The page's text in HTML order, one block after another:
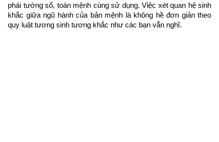
phái tướng số, toán mệnh cùng sử dụng. Việc xét quan hệ sinh
khắc giữa ngũ hành của bản mệnh là không hề đơn giản theo
quy luật tương sinh tương khắc như các bạn vẫn nghĩ.